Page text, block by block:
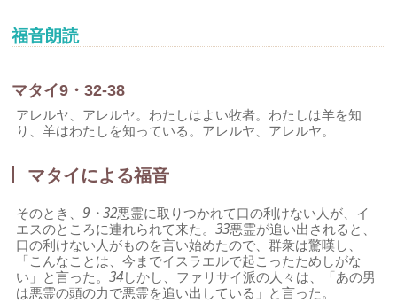
福音朗読
マタイ9・32-38
アレルヤ、アレルヤ。わたしはよい牧者。わたしは羊を知
り、羊はわたしを知っている。アレルヤ、アレルヤ。
マタイによる福音
そのとき、9・32悪霊に取りつかれて口の利けない人が、イ
エスのところに連れられて来た。33悪霊が追い出されると、
口の利けない人がものを言い始めたので、群衆は驚嘆し、
「こんなことは、今までイスラエルで起こったためしがな
い」と言った。34しかし、ファリサイ派の人々は、「あの男
は悪霊の頭の力で悪霊を追い出している」と言った。